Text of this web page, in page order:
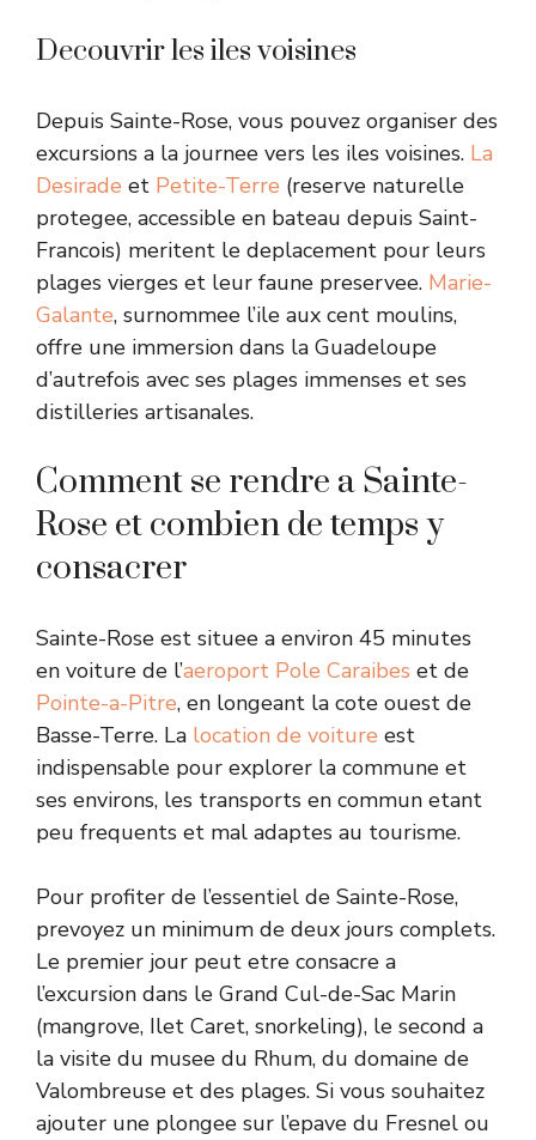
Decouvrir les iles voisines
Depuis Sainte-Rose, vous pouvez organiser des
excursions a la journee vers les iles voisines. La
Desirade et Petite-Terre (reserve naturelle
protegee, accessible en bateau depuis Saint-
Francois) meritent le deplacement pour leurs
plages vierges et leur faune preservee. Marie-
Galante, surnommee l’ile aux cent moulins,
offre une immersion dans la Guadeloupe
d’autrefois avec ses plages immenses et ses
distilleries artisanales.
Comment se rendre a Sainte-
Rose et combien de temps y
consacrer
Sainte-Rose est situee a environ 45 minutes
en voiture de l’aeroport Pole Caraibes et de
Pointe-a-Pitre, en longeant la cote ouest de
Basse-Terre. La location de voiture est
indispensable pour explorer la commune et
ses environs, les transports en commun etant
peu frequents et mal adaptes au tourisme.
Pour profiter de l’essentiel de Sainte-Rose,
prevoyez un minimum de deux jours complets.
Le premier jour peut etre consacre a
l’excursion dans le Grand Cul-de-Sac Marin
(mangrove, Ilet Caret, snorkeling), le second a
la visite du musee du Rhum, du domaine de
Valombreuse et des plages. Si vous souhaitez
ajouter une plongee sur l’epave du Fresnel ou